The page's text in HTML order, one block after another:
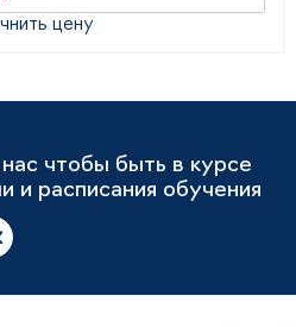
цену
чтобы быть в курсе
и расписания обучения